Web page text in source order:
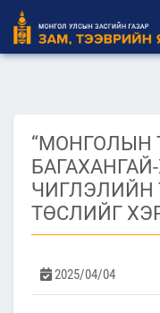
“МОНГОЛЫН
ЧИГЛЭЛИЙН
ТӨСЛИЙГ
2025/04/04